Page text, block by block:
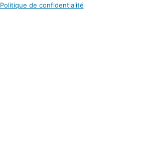
Politique de confidentialité